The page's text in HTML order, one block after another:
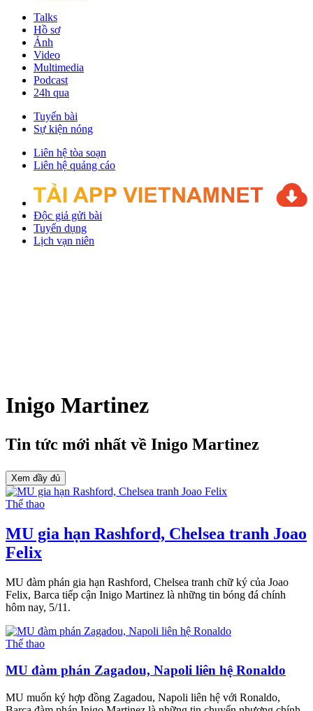
Talks
Hồ sơ
Ảnh
Video
Multimedia
Podcast
24h qua
Tuyến bài
Sự kiện nóng
Liên hệ tòa soạn
Liên hệ quảng cáo
Độc giả gửi bài
Tuyển dụng
Lịch vạn niên
Inigo Martinez
Tin tức mới nhất về Inigo Martinez
Xem đầy đủ
Thể thao
MU gia hạn Rashford, Chelsea tranh Joao
Felix
MU đàm phán gia hạn Rashford, Chelsea tranh chữ ký của Joao
Felix, Barca tiếp cận Inigo Martinez là những tin bóng đá chính
hôm nay, 5/11.
Thể thao
MU đàm phán Zagadou, Napoli liên hệ Ronaldo
MU muốn ký hợp đồng Zagadou, Napoli liên hệ với Ronaldo,